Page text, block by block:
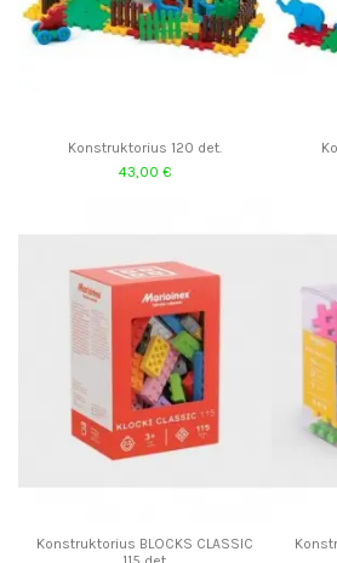
Konstruktorius 120 det.
43,00 €
Konstruktorius BLOCKS CLASSIC